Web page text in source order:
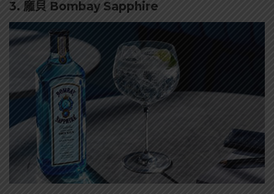
3. 龐貝 Bombay Sapphire